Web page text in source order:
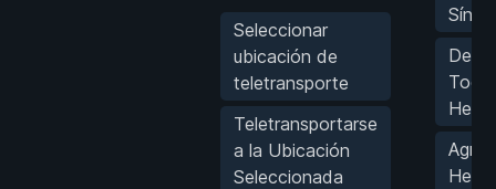
Seleccionar
ubicación de
teletransporte
Teletransportarse
a la Ubicación
Seleccionada